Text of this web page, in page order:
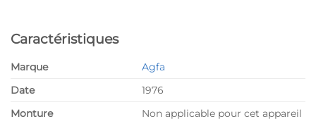
Caractéristiques
Marque
Agfa
Date
1976
Monture
Non applicable pour cet appareil